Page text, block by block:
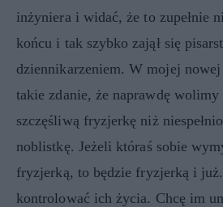
inżyniera i widać, że to zupełnie
końcu i tak szybko zajął się
dziennikarzeniem. W mojej
takie zdanie, że naprawdę
szczęśliwą fryzjerkę niż
noblistkę. Jeżeli któraś sobie
fryzjerką, to będzie fryzjerką i
kontrolować ich życia. Chcę im